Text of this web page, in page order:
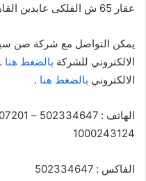
عقار 65 ش الفلكى عابدين القاهرة
يمكن التواصل مع شركة صن
الالكتروني للشركة بالضغط هنا
الالكتروني بالضغط هنا .
1000243124
الفاكس : 502334647